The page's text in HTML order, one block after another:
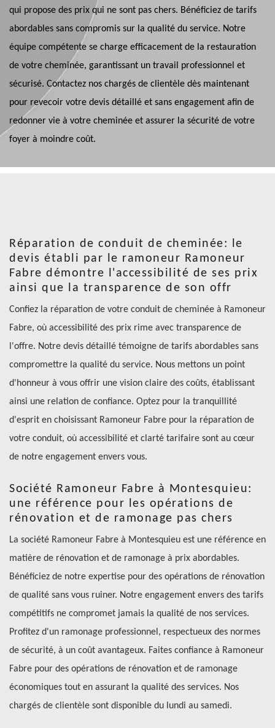
qui propose des prix qui ne sont pas chers. Bénéficiez de tarifs
abordables sans compromis sur la qualité du service. Notre
équipe compétente se charge efficacement de la restauration
de votre cheminée, garantissant un travail professionnel et
sécurisé. Contactez nos chargés de clientèle dès maintenant
pour revecoir votre devis détaillé et sans engagement afin de
redonner vie à votre cheminée et assurer la sécurité de votre
foyer à moindre coût.
Réparation de conduit de cheminée: le
devis établi par le ramoneur Ramoneur
Fabre démontre l'accessibilité de ses prix
ainsi que la transparence de son offr
Confiez la réparation de votre conduit de cheminée à Ramoneur
Fabre, où accessibilité des prix rime avec transparence de
l'offre. Notre devis détaillé témoigne de tarifs abordables sans
compromettre la qualité du service. Nous mettons un point
d'honneur à vous offrir une vision claire des coûts, établissant
ainsi une relation de confiance. Optez pour la tranquillité
d'esprit en choisissant Ramoneur Fabre pour la réparation de
votre conduit, où accessibilité et clarté tarifaire sont au cœur
de notre engagement envers vous.
Société Ramoneur Fabre à Montesquieu:
une référence pour les opérations de
rénovation et de ramonage pas chers
La société Ramoneur Fabre à Montesquieu est une référence en
matière de rénovation et de ramonage à prix abordables.
Bénéficiez de notre expertise pour des opérations de rénovation
de qualité sans vous ruiner. Notre engagement envers des tarifs
compétitifs ne compromet jamais la qualité de nos services.
Profitez d'un ramonage professionnel, respectueux des normes
de sécurité, à un coût avantageux. Faites confiance à Ramoneur
Fabre pour des opérations de rénovation et de ramonage
économiques tout en assurant la qualité des services. Nos
chargés de clientèle sont disponible du lundi au samedi.